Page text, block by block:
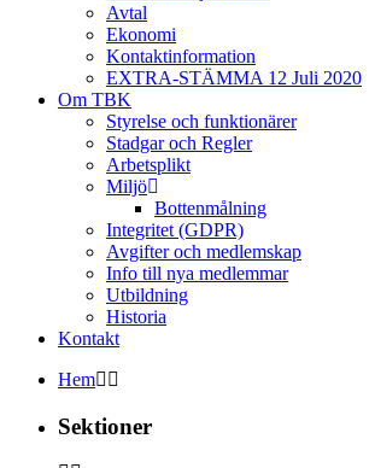
Avtal
Ekonomi
Kontaktinformation
EXTRA-STÄMMA 12 Juli 2020
Om TBK
Styrelse och funktionärer
Stadgar och Regler
Arbetsplikt
Miljö
Bottenmålning
Integritet (GDPR)
Avgifter och medlemskap
Info till nya medlemmar
Utbildning
Historia
Kontakt
Hem
Sektioner